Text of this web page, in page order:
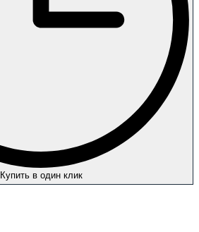
Купить в один клик